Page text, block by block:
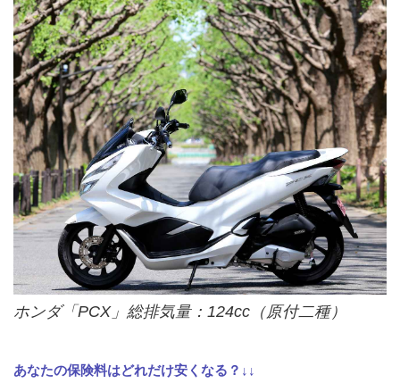
ホンダ「PCX」総排気量：124cc（原付二種）
あなたの保険料はどれだけ安くなる？↓↓